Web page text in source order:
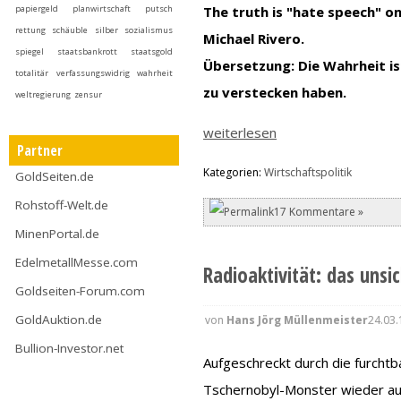
papiergeld planwirtschaft
putsch
rettung
schäuble silber
sozialismus
spiegel
staatsbankrott
staatsgold
totalitär
verfassungswidrig
wahrheit
weltregierung zensur
Partner
GoldSeiten.de
Rohstoff-Welt.de
MinenPortal.de
EdelmetallMesse.com
Goldseiten-Forum.com
GoldAuktion.de
Bullion-Investor.net
The truth is "hate speech"
Michael Rivero.
Übersetzung: Die Wahrheit
zu verstecken haben.
weiterlesen
Kategorien:Wirtschaftspolitik
17 Kommentare »
Radioaktivität: das
von Hans Jörg Müllenmeister
Aufgeschreckt durch die
Tschernobyl-Monster wieder